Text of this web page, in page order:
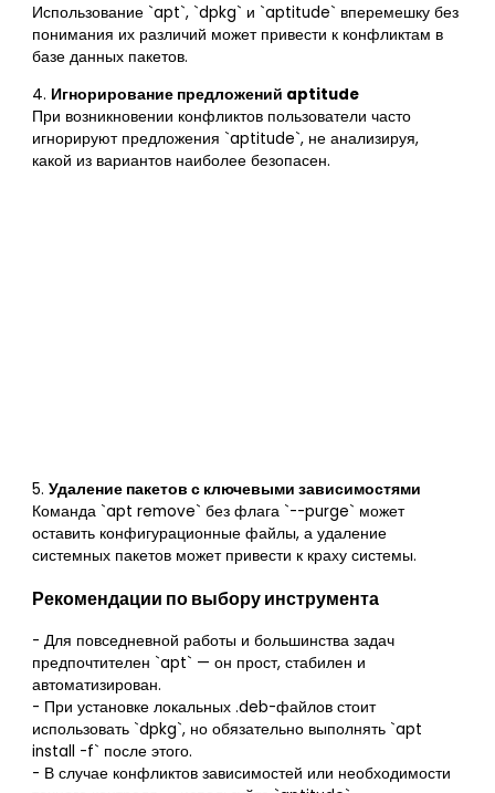
Использование `apt`, `dpkg` и `aptitude` вперемешку без
понимания их различий может привести к конфликтам в
базе данных пакетов.
4. Игнорирование предложений aptitude
При возникновении конфликтов пользователи часто
игнорируют предложения `aptitude`, не анализируя,
какой из вариантов наиболее безопасен.
5.Удаление пакетов с ключевыми зависимостями
Команда `apt remove` без флага `--purge` может
оставить конфигурационные файлы, а удаление
системных пакетов может привести к краху системы.
Рекомендации по выбору инструмента
- Для повседневной работы и большинства задач
предпочтителен `apt` — он прост, стабилен и
автоматизирован.
- При установке локальных .deb-файлов стоит
использовать `dpkg`, но обязательно выполнять `apt
install -f` после этого.
- В случае конфликтов зависимостей или необходимости